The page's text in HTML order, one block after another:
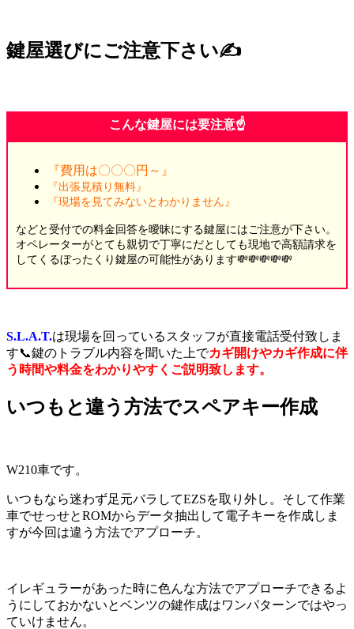
鍵屋選びにご注意下さい✍️
こんな鍵屋には要注意☝️
『費用は〇〇〇円～』
『出張見積り無料』
『現場を見てみないとわかりません』
などと受付での料金回答を曖昧にする鍵屋にはご注意が下さい。
オペレーターがとても親切で丁寧にだとしても現地で高額請求を
してくるぼったくり鍵屋の可能性があります💸💸💸💸💸
S.L.A.T.は現場を回っているスタッフが直接電話受付致しま
す📞鍵のトラブル内容を聞いた上でカギ開けやカギ作成に伴
う時間や料金をわかりやすくご説明致します。
いつもと違う方法でスペアキー作成
W210車です。
いつもなら迷わず足元バラしてEZSを取り外し。そして作業
車でせっせとROMからデータ抽出して電子キーを作成しま
すが今回は違う方法でアプローチ。
イレギュラーがあった時に色んな方法でアプローチできるよ
うにしておかないとベンツの鍵作成はワンパターンではやっ
ていけません。